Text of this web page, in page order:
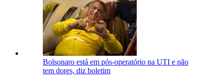
Bolsonaro está em pós-operatório na UTI e não
tem dores, diz boletim